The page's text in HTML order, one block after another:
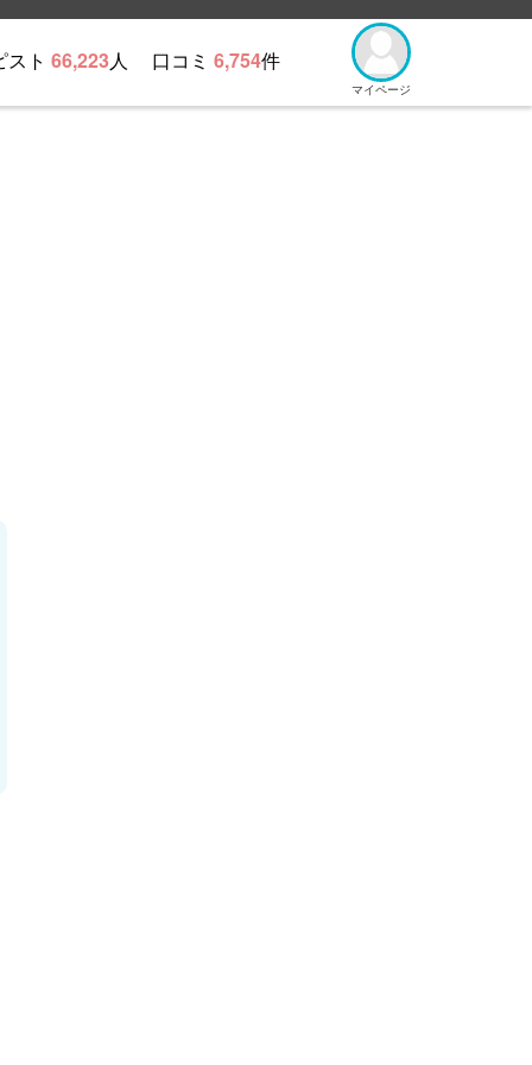
スト 66,223人 口コミ 6,754件
マイページ